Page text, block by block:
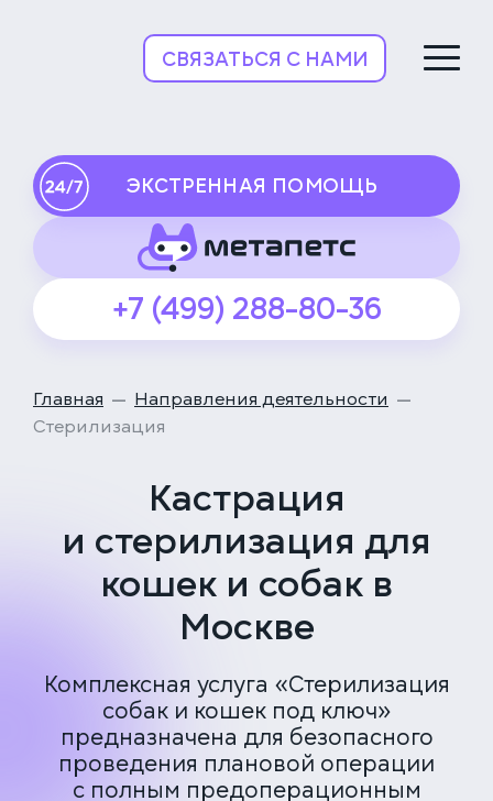
СВЯЗАТЬСЯ С НАМИ
ЭКСТРЕННАЯ ПОМОЩЬ
+7 (499) 288-80-36
Главная
Направления деятельности
Стерилизация
Кастрация
и стерилизация для
кошек и собак в
Москве
Комплексная услуга «Стерилизация
собак и кошек под ключ»
предназначена для безопасного
проведения плановой операции
с полным предоперационным